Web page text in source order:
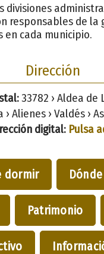
divisiones
responsables de la
en cada municipio.
Dirección
33782 › Aldea de
› Alienes › Valdés ›
digital: Pulsa
dormir
Patrimonio